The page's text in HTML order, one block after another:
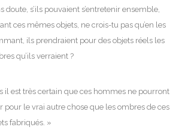
doute, s’ils pouvaient s’entretenir ensemble,
ces mêmes objets, ne crois-tu pas qu’en les
ils prendraient pour des objets réels les
qu’ils verraient ?
il est très certain que ces hommes ne pourront
pour le vrai autre chose que les ombres de ces
fabriqués. »